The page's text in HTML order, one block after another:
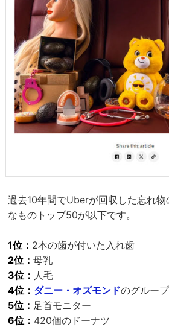
過去10年間でUberが回収した忘れ物
なものトップ50が以下です。
1位： 2本の歯が付いた入れ歯
2位： 母乳
3位： 人毛
4位： ダニー・オズモンドのグルー
5位： 足首モニター
6位： 420個のドーナツ